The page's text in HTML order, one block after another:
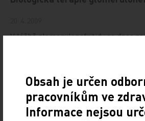
V léčbě glomerulonefritidy se dnes
Léčba roztroušené sklerózy
20. 4. 2009
Obsah je určen
pracovníkům ve
Informace nejsou